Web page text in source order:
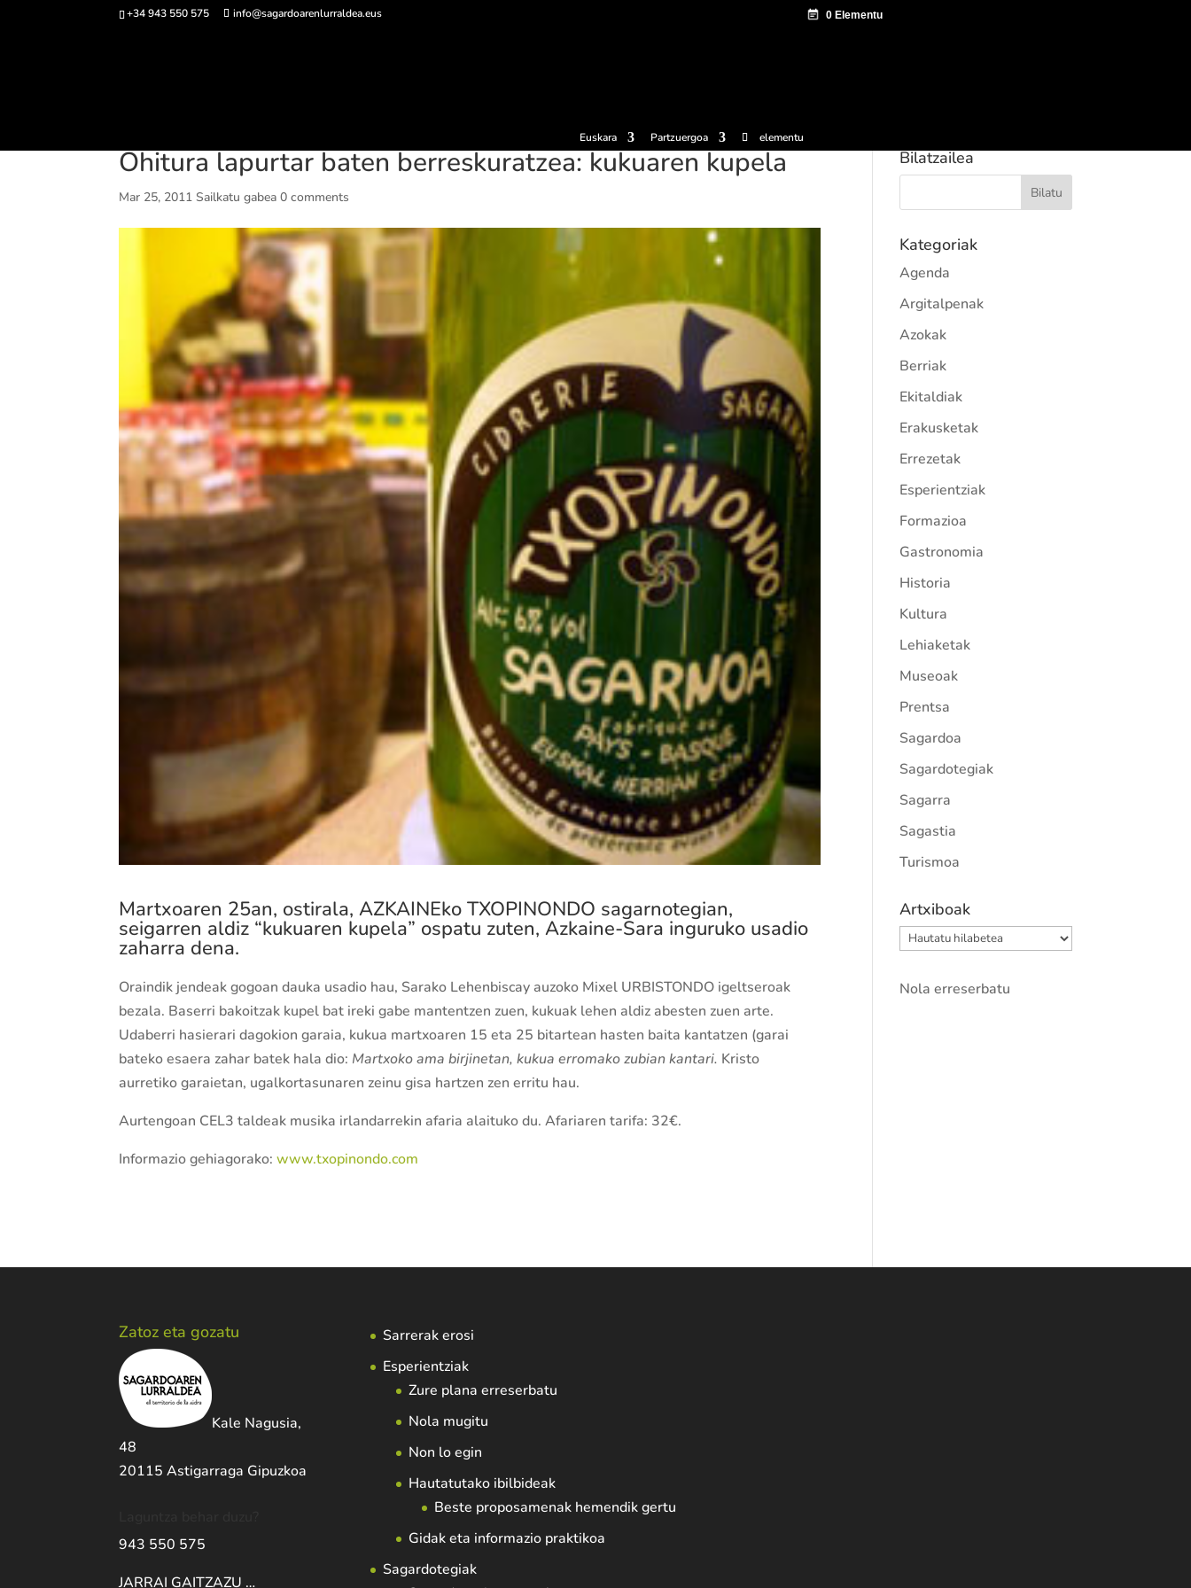
+34 943 550 575 info@sagardoarenlurraldea.eus
Euskara Partzuergoa elementu
Ohitura lapurtar baten berreskuratzea: kukuaren kupela
Mar 25, 2011 Sailkatu gabea 0 comments
Martxoaren 25an, ostirala, AZKAINEkoTXOPINONDO sagarnotegian,
seigarren aldiz “kukuaren kupela” ospatu zuten, Azkaine-Sara inguruko usadio
zaharra dena.
Oraindik jendeak gogoan dauka usadio hau, Sarako Lehenbiscay auzoko Mixel URBISTONDO igeltseroak
bezala. Baserri bakoitzak kupel bat ireki gabe mantentzen zuen, kukuak lehen aldiz abesten zuen arte.
Udaberri hasierari dagokion garaia, kukua martxoaren 15 eta 25 bitartean hasten baita kantatzen (garai
bateko esaera zahar batek hala dio: Martxoko ama birjinetan, kukua erromako zubian kantari. Kristo
aurretiko garaietan, ugalkortasunaren zeinu gisa hartzen zen erritu hau.
Aurtengoan CEL3 taldeak musika irlandarrekin afaria alaituko du. Afariaren tarifa: 32€.
Informazio gehiagorako:www.txopinondo.com
Bilatzailea
Kategoriak
Agenda
Argitalpenak
Azokak
Berriak
Ekitaldiak
Erakusketak
Errezetak
Esperientziak
Formazioa
Gastronomia
Historia
Kultura
Lehiaketak
Museoak
Prentsa
Sagardoa
Sagardotegiak
Sagarra
Sagastia
Turismoa
Artxiboak
Artxiboak
Nola erreserbatu
Zatoz eta gozatu
Kale Nagusia,
48
20115 Astigarraga Gipuzkoa
943 550 575
JARRAI GAITZAZU …
Sarrerak erosi
Esperientziak
Zure plana erreserbatu
Nola mugitu
Non lo egin
Hautatutako ibilbideak
Beste proposamenak hemendik gertu
Gidak eta informazio praktikoa
Sagardotegiak